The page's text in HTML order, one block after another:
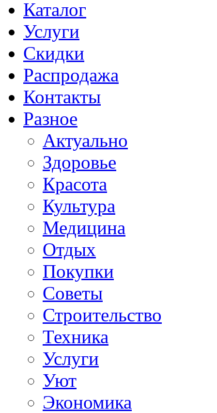
Каталог
Услуги
Скидки
Распродажа
Контакты
Разное
Актуально
Здоровье
Красота
Культура
Медицина
Отдых
Покупки
Советы
Строительство
Техника
Услуги
Уют
Экономика